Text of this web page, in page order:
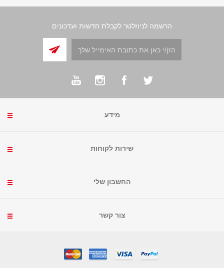
הרשמה לניוזלטר לקבלת חדשות ועדכונים
מידע
שירות לקוחות
החשבון שלי
צור קשר